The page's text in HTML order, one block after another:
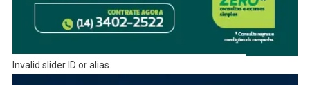
Invalid slider ID or alias.